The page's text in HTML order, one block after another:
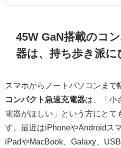
45W GaN搭載のコ
器は、持ち歩き派に
スマホからノートパソコンまで
コンパクト急速充電器は、「小
電器がほしい」という方にとて
す。最近はiPhoneやAndroidス
iPadやMacBook、Galaxy、